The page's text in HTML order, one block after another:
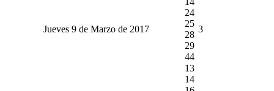
Jueves 9 de Marzo de 2017
24
25
28
29
44
3
13
14